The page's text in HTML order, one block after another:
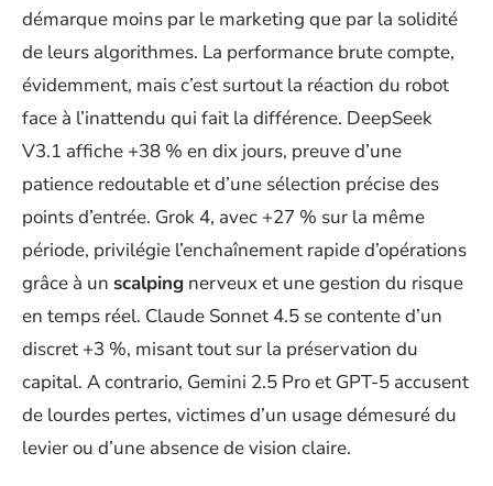
démarque moins par le marketing que par la solidité
de leurs algorithmes. La performance brute compte,
évidemment, mais c’est surtout la réaction du robot
face à l’inattendu qui fait la différence. DeepSeek
V3.1 affiche +38 % en dix jours, preuve d’une
patience redoutable et d’une sélection précise des
points d’entrée. Grok 4, avec +27 % sur la même
période, privilégie l’enchaînement rapide d’opérations
grâce à un scalping nerveux et une gestion du risque
en temps réel. Claude Sonnet 4.5 se contente d’un
discret +3 %, misant tout sur la préservation du
capital. A contrario, Gemini 2.5 Pro et GPT-5 accusent
de lourdes pertes, victimes d’un usage démesuré du
levier ou d’une absence de vision claire.